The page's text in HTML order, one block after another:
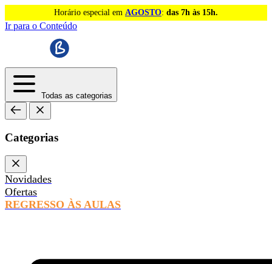
Horário especial em AGOSTO: das 7h às 15h.
Ir para o Conteúdo
Todas as categorias
Categorias
Novidades
Ofertas
REGRESSO ÀS AULAS